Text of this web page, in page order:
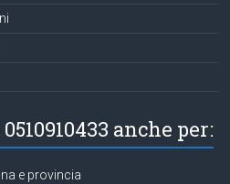
anche per:
e provincia